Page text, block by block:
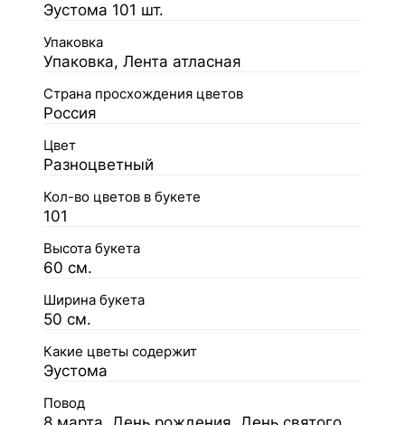
Эустома 101 шт.
Упаковка
Упаковка, Лента атласная
Страна просхождения цветов
Россия
Цвет
Разноцветный
Кол-во цветов в букете
101
Высота букета
60 см.
Ширина букета
50 см.
Какие цветы содержит
Эустома
Повод